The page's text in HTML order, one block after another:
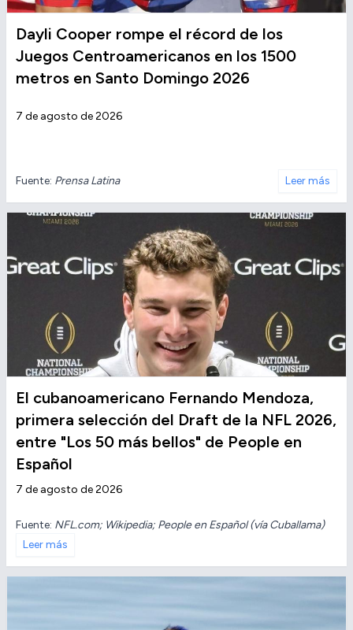
Dayli Cooper rompe el récord de los
Juegos Centroamericanos en los 1500
metros en Santo Domingo 2026
7 de agosto de 2026
Fuente: Prensa Latina Leer más
El cubanoamericano Fernando Mendoza,
primera selección del Draft de la NFL 2026,
entre "Los 50 más bellos" de People en
Español
7 de agosto de 2026
Fuente: NFL.com; Wikipedia; People en Español (vía Cuballama)
Leer más